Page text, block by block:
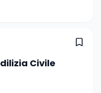
Civile